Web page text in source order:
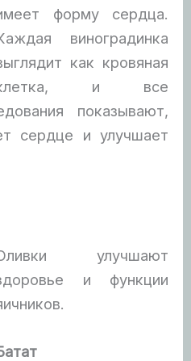
форму сердца.
виноградинка
как кровяная
и все
показывают,
сердце и улучшает
улучшают
и функции